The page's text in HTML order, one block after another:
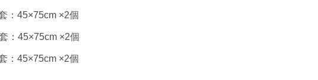
： 45×75cm ×2個
： 45×75cm ×2個
： 45×75cm ×2個